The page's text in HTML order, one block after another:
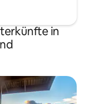
in